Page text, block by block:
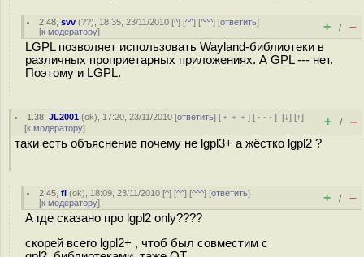
2.48 ,svv (??), 18:35, 23/11/2010 [^] [^^] [^^^] [ответить]
[к модератору] + / –
LGPL позволяет использовать Wayland-библиотеки в
различных проприетарных приложениях. А GPL --- нет.
Поэтому и LGPL.
1.38 ,JL2001 (ok), 17:20, 23/11/2010 [ответить] [ ﹢﹢﹢] [ · · ·][↓] [↑]
[к модератору] + / –
таки есть объяснение почему не lgpl3+ а жёстко lgpl2 ?
2.45 ,fi (ok), 18:09, 23/11/2010 [^] [^^] [^^^] [ответить]
[к модератору] + / –
А где сказано про lgpl2 only????
скорей всего lgpl2+ , чтоб был совместим с